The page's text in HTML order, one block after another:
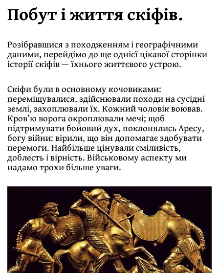
Побут і життя скіфів.
Розібравшися з походженням i географічними
даними, перейдімо до ще однієї цiкавої сторiнки
iсторії скіфів — їхнього життєвого устрою.
Скіфи були в основному кочовиками:
переміщувалися, здійснювали походи на сусідні
землi, захоплювали їх. Кожний чоловік воював.
Кров’ю ворога окроплювали мечi; щоб
підтримувати бойовий дух, поклонялись Аресу,
богу війни: вірили, що вiн допомагає здобувати
перемоги. Найбiльше цінували сміливість,
доблесть і вірність. Вiйськовому аспекту ми
надамо трохи більше уваги.